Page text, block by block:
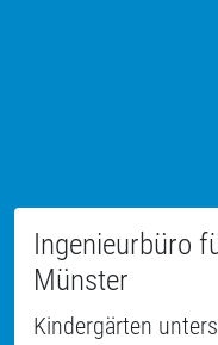
Ingenieurbüro
Münster
Kindergärten